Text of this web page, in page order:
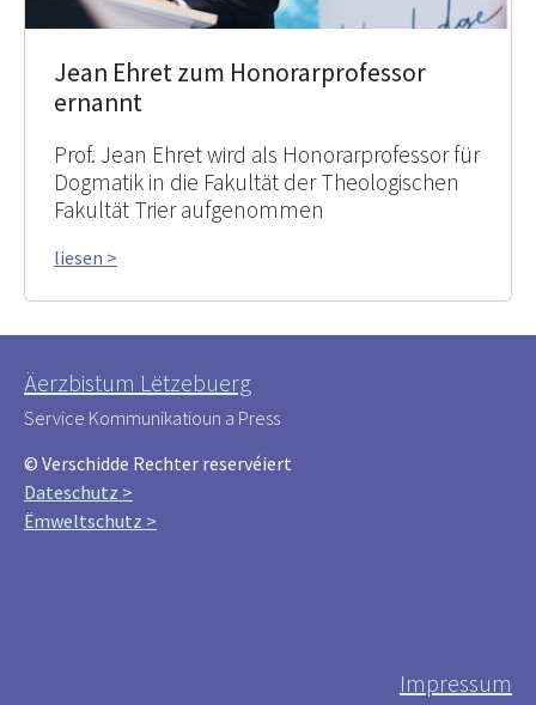
Jean Ehret zum Honorarprofessor
ernannt
Prof. Jean Ehret wird als Honorarprofessor für
Dogmatik in die Fakultät der Theologischen
Fakultät Trier aufgenommen
liesen >
Äerzbistum Lëtzebuerg
Service Kommunikatioun a Press
© Verschidde Rechter reservéiert
Dateschutz >
Ëmweltschutz >
Impressum